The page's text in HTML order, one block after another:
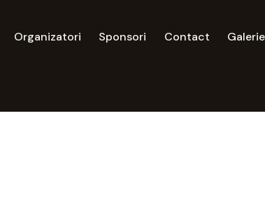
Organizatori Sponsori Contact